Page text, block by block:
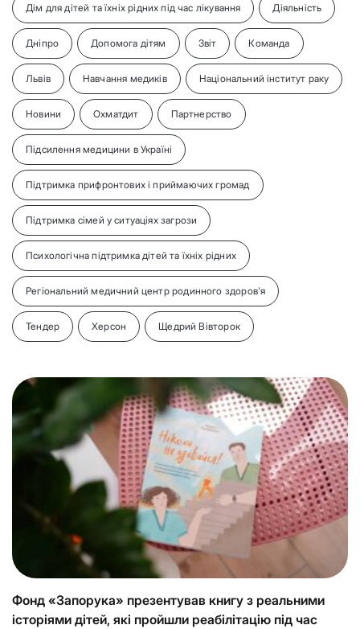
Дім для дітей та їхніх рідних під час лікування Діяльність
Дніпро Допомога дітям Звіт Команда
Львів Навчання медиків Національний інститут раку
Новини Охматдит Партнерство
Підсилення медицини в Україні
Підтримка прифронтових і приймаючих громад
Підтримка сімей у ситуаціях загрози
Психологічна підтримка дітей та їхніх рідних
Регіональний медичний центр родинного здоров'я
Тендер Херсон Щедрий Вівторок
Фонд «Запорука» презентував книгу з реальними
історіями дітей, які пройшли реабілітацію під час